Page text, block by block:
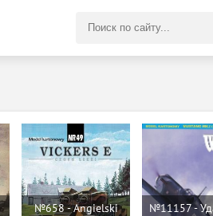
№658 - Angielski
№11157 -